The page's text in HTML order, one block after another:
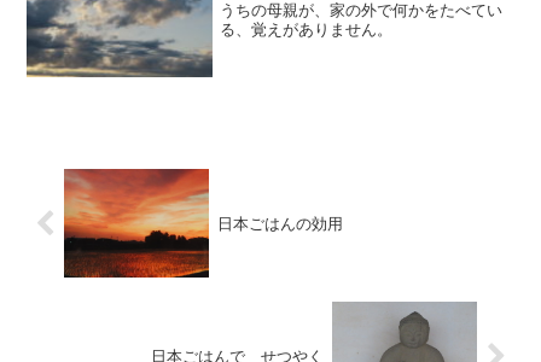
うちの母親が、家の外で何かをたべてい
る、覚えがありません。
日本ごはんの効用
日本ごはんで せつやく